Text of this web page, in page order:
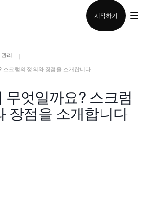
시작하기
관리
스크럼의 정의와 장점을 소개합니다
무엇일까요? 스크럼
장점을 소개합니다